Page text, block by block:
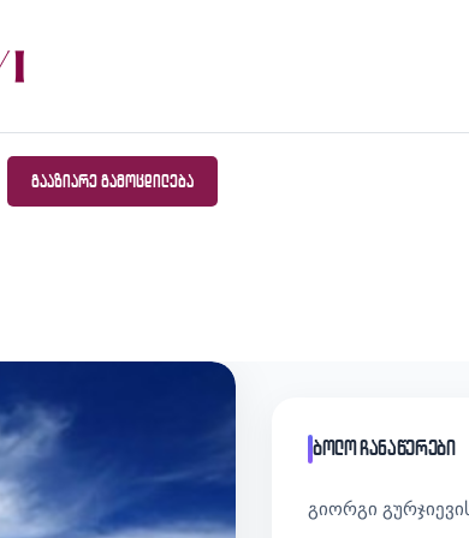
ᲒᲐᲐᲖᲘᲐᲠᲔ ᲒᲐᲛᲝᲪᲓᲘᲚᲔᲑᲐ
ბოლო ჩანაწერები
გიორგი